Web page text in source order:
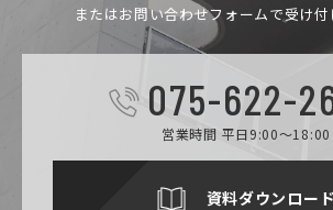
またはお問い合わせフォームで受け
075-622-
営業時間 平日9:00～18:00
資料ダウンロード